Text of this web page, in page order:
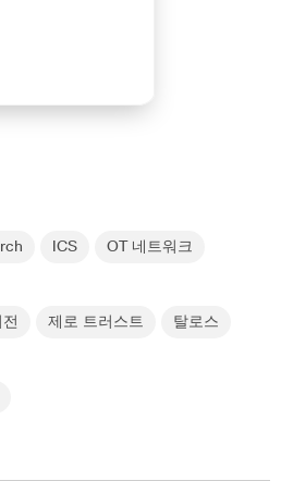
ICS OT 네트워크
제로 트러스트 탈로스